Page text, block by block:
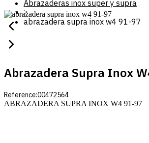
Abrazaderas inox super y supra
>
abrazadera supra inox w4 91-97
Abrazadera Supra Inox
Reference:00472564
ABRAZADERA SUPRA INOX W4 91-97